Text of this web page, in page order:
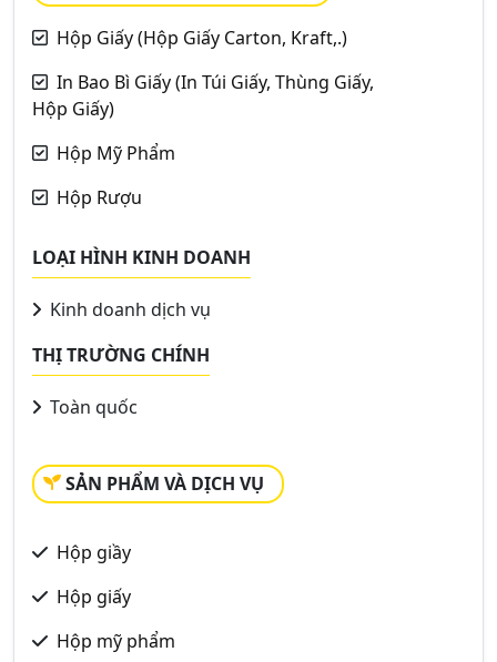
Hộp Giấy (Hộp Giấy Carton, Kraft,.)
In Bao Bì Giấy (In Túi Giấy, Thùng Giấy,
Hộp Giấy)
Hộp Mỹ Phẩm
Hộp Rượu
LOẠI HÌNH KINH DOANH
Kinh doanh dịch vụ
THỊ TRƯỜNG CHÍNH
Toàn quốc
SẢN PHẨM VÀ DỊCH VỤ
Hộp giầy
Hộp giấy
Hộp mỹ phẩm